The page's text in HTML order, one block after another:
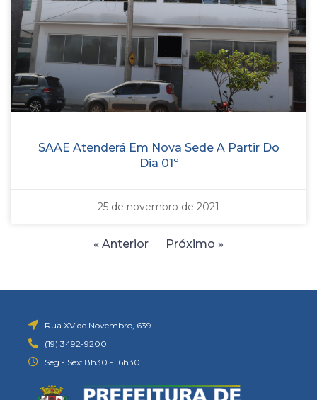
SAAE Atenderá Em Nova Sede A Partir Do
Dia 01º
25 de novembro de 2021
« Anterior Próximo »
Rua XV de Novembro, 639
(19) 3492-9200
Seg - Sex: 8h30 - 16h30